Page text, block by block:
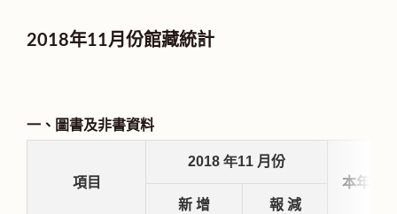
2018年11月份館藏統計
一、圖書及非書資料
項目
2018 年11 月份
本年度
新 增
報 減